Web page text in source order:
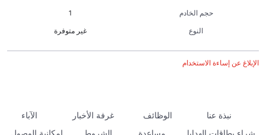
حجم الخادم
1
النوع
غير متوفرة
الإبلاغ عن إساءة الاستخدام
نبذة عنا الوظائف غرفة الأخبار
الآباء